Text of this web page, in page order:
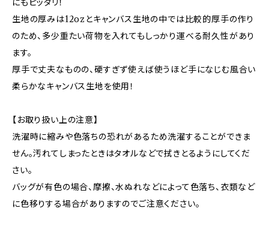
にもピッタリ！
生地の厚みは12ozとキャンバス生地の中では比較的厚手の作り
のため、多少重たい荷物を入れてもしっかり運べる耐久性があり
ます。
厚手で丈夫なものの、硬すぎず使えば使うほど手になじむ風合い
柔らかなキャンバス生地を使用！
【お取り扱い上の注意】
洗濯時に縮みや色落ちの恐れがあるため洗濯することができま
せん。汚れてしまったときはタオルなどで拭きとるようにしてくだ
さい。
バッグが有色の場合、摩擦、水ぬれなどによって色落ち、衣類など
に色移りする場合がありますのでご注意ください。